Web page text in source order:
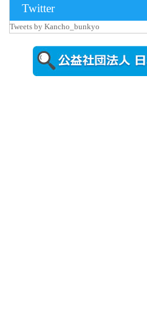
Twitter
Tweets by Kancho_bunkyo